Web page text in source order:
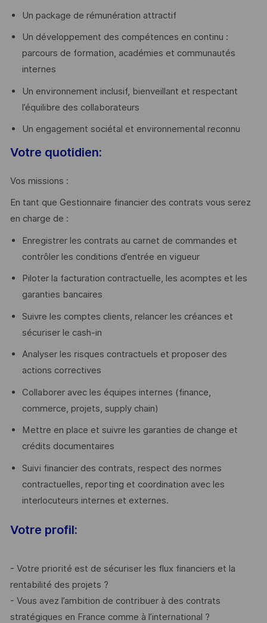
Un package de rémunération attractif
Un développement des compétences en continu :
parcours de formation, académies et communautés
internes
Un environnement inclusif, bienveillant et respectant
l’équilibre des collaborateurs
Un engagement sociétal et environnemental reconnu
Votre quotidien:
Vos missions :
En tant que Gestionnaire financier des contrats vous serez
en charge de :
Enregistrer les contrats au carnet de commandes et
contrôler les conditions d’entrée en vigueur
Piloter la facturation contractuelle, les acomptes et les
garanties bancaires
Suivre les comptes clients, relancer les créances et
sécuriser le cash-in
Analyser les risques contractuels et proposer des
actions correctives
Collaborer avec les équipes internes (finance,
commerce, projets, supply chain)
Mettre en place et suivre les garanties de change et
crédits documentaires
Suivi financier des contrats, respect des normes
contractuelles, reporting et coordination avec les
interlocuteurs internes et externes.
Votre profil:
- Votre priorité est de sécuriser les flux financiers et la
rentabilité des projets ?
- Vous avez l’ambition de contribuer à des contrats
stratégiques en France comme à l’international ?